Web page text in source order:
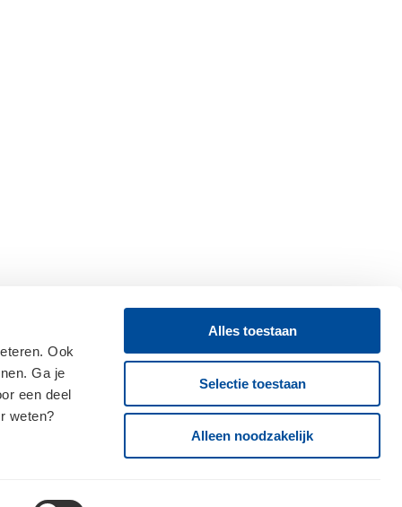
Ook
Ga je
een deel
weten?
Alles toestaan
Selectie toestaan
Alleen noodzakelijk